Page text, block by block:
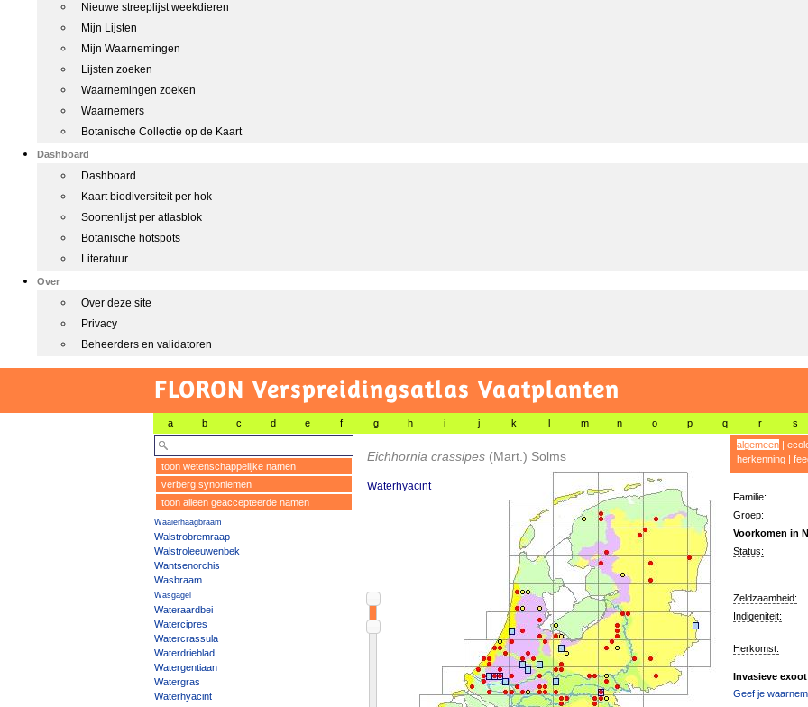
Nieuwe streeplijst weekdieren
Mijn Lijsten
Mijn Waarnemingen
Lijsten zoeken
Waarnemingen zoeken
Waarnemers
Botanische Collectie op de Kaart
Dashboard
Dashboard
Kaart biodiversiteit per hok
Soortenlijst per atlasblok
Botanische hotspots
Literatuur
Over
Over deze site
Privacy
Beheerders en validatoren
FLORON Verspreidingsatlas Vaatplanten
a b c d e f g h i j k l m n o p q r s
toon wetenschappelijke namen
verberg synoniemen
toon alleen geaccepteerde namen
Waaierhaagbraam
Walstrobremraap
Walstroleeuwenbek
Wantsenorchis
Wasbraam
Wasgagel
Wateraardbei
Watercipres
Watercrassula
Waterdrieblad
Watergentiaan
Watergras
Waterhyacint
Eichhornia crassipes (Mart.) Solms
Waterhyacint
algemeen|
herkenning|
Familie:
Groep:
Voorkomen in
Status:
Zeldzaamheid:
Indigeniteit:
Herkomst:
Invasieve
Geef je